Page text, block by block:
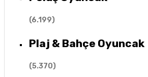
(6.199)
Plaj & Bahçe Oyuncak
(5.370)